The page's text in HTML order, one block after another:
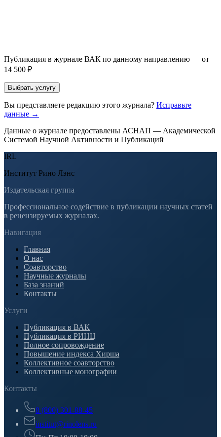
Публикация в журнале ВАК по данному направлению — от
14 500 ₽
Выбрать услугу
Вы представляете редакцию этого журнала? Исправьте
данные →
Данные о журнале предоставлены АСНАП — Академической
Системой Научной Активности и Публикаций
IRL
Институт Рино Лэнс
Издательская группа
Профессиональное содействие в публикации научных статей
в рецензируемых журналах.
Навигация
Главная
О нас
Соавторство
Научные журналы
База знаний
Контакты
Услуги
Публикация в ВАК
Публикация в РИНЦ
Полное сопровождение
Повышение индекса Хирша
Коллективное соавторство
Коллективные монографии
Контакты
8 (800) 301-88-45
institut@rinolens.ru